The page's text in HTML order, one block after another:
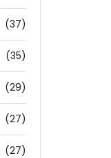
(37)
(35)
(29)
(27)
(27)